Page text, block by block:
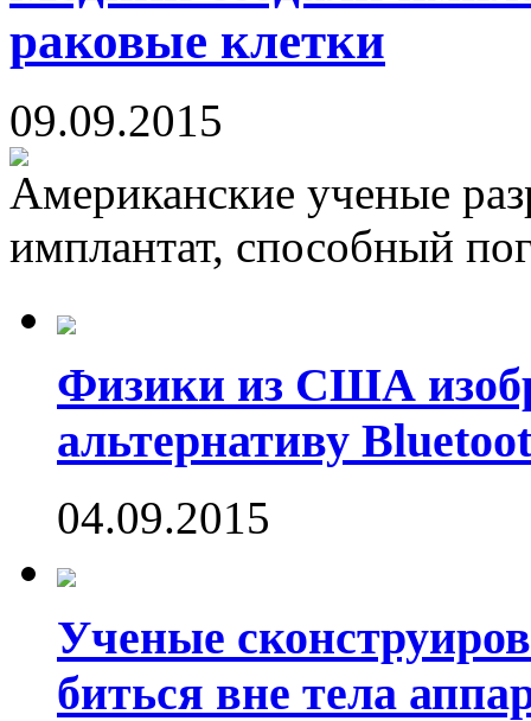
раковые клетки
09.09.2015
Американские ученые
имплантат, способный
Физики из США
альтернативу
04.09.2015
Ученые
биться вне тела